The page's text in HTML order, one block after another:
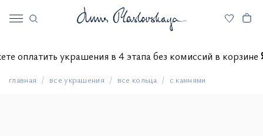
оплатить украшения в 4 этапа без комиссий в
главная все украшения все кольца с камнями